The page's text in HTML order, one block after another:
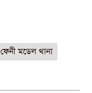
ফেনী মডেল থানা